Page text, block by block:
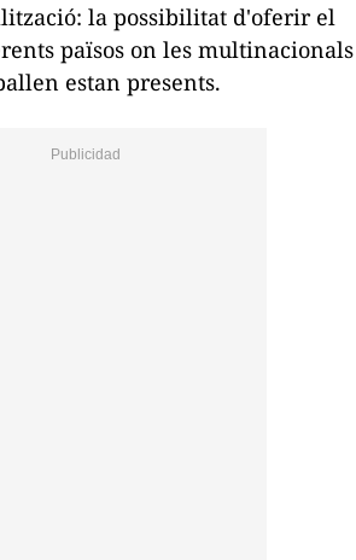
la possibilitat d'oferir el
països on les multinacionals
estan presents.